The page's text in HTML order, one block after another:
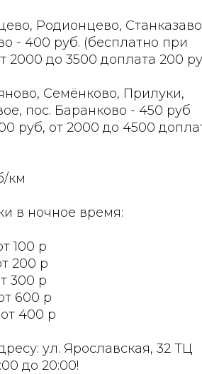
Родионцево,
- 400 руб. (бесплатно при
2000 до 3500 доплата 200
Семёнково, Прилуки,
пос. Баранково - 450 руб
руб, от 2000 до 4500
км
в ночное время:
100 р
200 р
300 р
600 р
400 р
ул. Ярославская, 32 ТЦ
до 20:00!